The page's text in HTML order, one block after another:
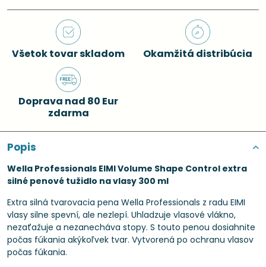
Všetok tovar skladom Okamžitá distribúcia
Doprava nad 80 Eur
zdarma
Popis
Wella Professionals EIMI Volume Shape Control extra
silné penové tužidlo na vlasy 300 ml
Extra silná tvarovacia pena Wella Professionals z radu EIMI
vlasy silne spevní, ale nezlepí. Uhladzuje vlasové vlákno,
nezaťažuje a nezanecháva stopy. S touto penou dosiahnite
počas fúkania akýkoľvek tvar. Vytvorená po ochranu vlasov
počas fúkania.